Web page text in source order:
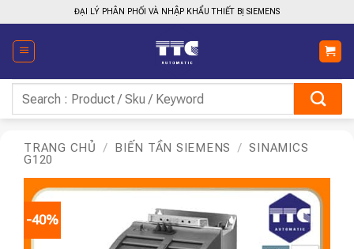
qua
nội
dung
ĐẠI LÝ PHÂN PHỐI VÀ NHẬP KHẨU THIẾT BỊ SIEMENS
kiếm:
TRANG CHỦ / BIẾN TẦN SIEMENS / SINAMICS
G120
-40%